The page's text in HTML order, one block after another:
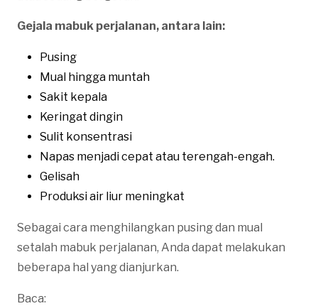
Gejala mabuk perjalanan, antara lain:
Pusing
Mual hingga muntah
Sakit kepala
Keringat dingin
Sulit konsentrasi
Napas menjadi cepat atau terengah-engah.
Gelisah
Produksi air liur meningkat
Sebagai cara menghilangkan pusing dan mual
setalah mabuk perjalanan, Anda dapat melakukan
beberapa hal yang dianjurkan.
Baca: